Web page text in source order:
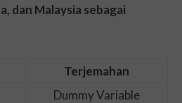
dan Malaysia sebagai
Terjemahan
Dummy Variable